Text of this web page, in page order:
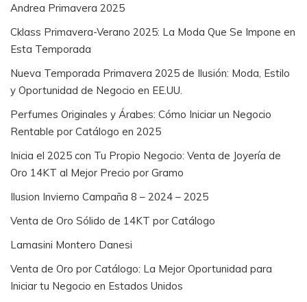
Andrea Primavera 2025
Cklass Primavera-Verano 2025: La Moda Que Se Impone en
Esta Temporada
Nueva Temporada Primavera 2025 de Ilusión: Moda, Estilo
y Oportunidad de Negocio en EE.UU.
Perfumes Originales y Árabes: Cómo Iniciar un Negocio
Rentable por Catálogo en 2025
Inicia el 2025 con Tu Propio Negocio: Venta de Joyería de
Oro 14KT al Mejor Precio por Gramo
Ilusion Invierno Campaña 8 – 2024 – 2025
Venta de Oro Sólido de 14KT por Catálogo
Lamasini Montero Danesi
Venta de Oro por Catálogo: La Mejor Oportunidad para
Iniciar tu Negocio en Estados Unidos